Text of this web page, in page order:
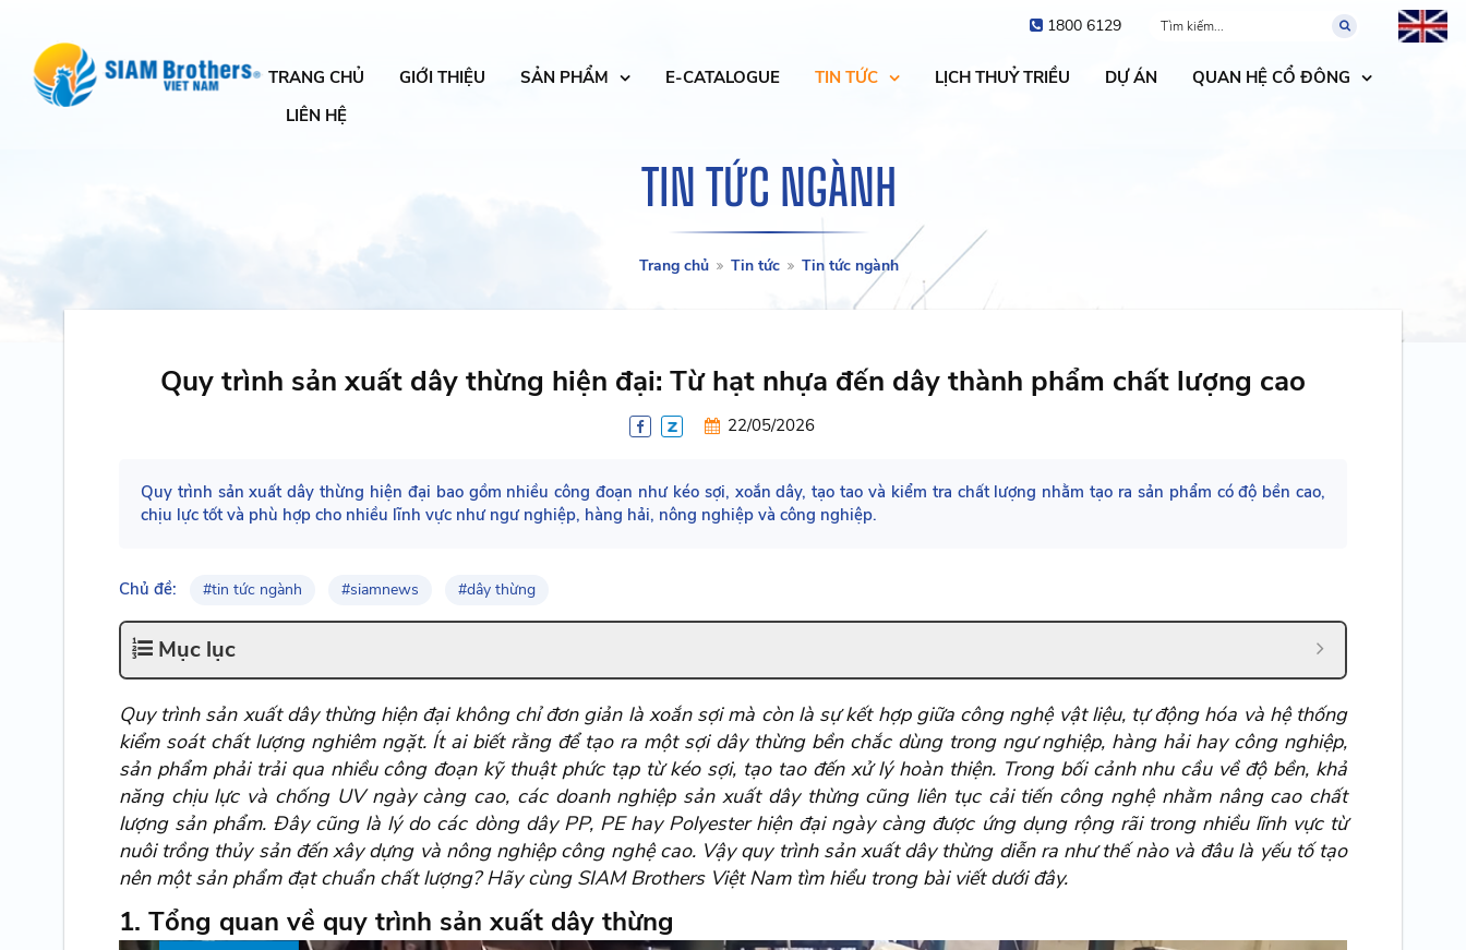
1800 6129
TRANG CHỦ GIỚI THIỆU SẢN PHẨM E-CATALOGUE TIN TỨC LỊCH THUỶ TRIỀU DỰ ÁN
QUAN HỆ CỔ ĐÔNG
LIÊN HỆ
TIN TỨC NGÀNH
Trang chủ Tin tức Tin tức ngành
Quy trình sản xuất dây thừng hiện đại: Từ hạt nhựa đến dây thành phẩm chất lượng cao
22/05/2026
Quy trình sản xuất dây thừng hiện đại bao gồm nhiều công đoạn như kéo sợi, xoắn dây, tạo tao và kiểm tra chất lượng nhằm tạo ra sản phẩm có độ bền cao,
chịu lực tốt và phù hợp cho nhiều lĩnh vực như ngư nghiệp, hàng hải, nông nghiệp và công nghiệp.
Chủ đề: #tin tức ngành #siamnews #dây thừng
Mục lục
Quy trình sản xuất dây thừng hiện đại không chỉ đơn giản là xoắn sợi mà còn là sự kết hợp giữa công nghệ vật liệu, tự động hóa và hệ thống
kiểm soát chất lượng nghiêm ngặt. Ít ai biết rằng để tạo ra một sợi dây thừng bền chắc dùng trong ngư nghiệp, hàng hải hay công nghiệp,
sản phẩm phải trải qua nhiều công đoạn kỹ thuật phức tạp từ kéo sợi, tạo tao đến xử lý hoàn thiện. Trong bối cảnh nhu cầu về độ bền, khả
năng chịu lực và chống UV ngày càng cao, các doanh nghiệp sản xuất dây thừng cũng liên tục cải tiến công nghệ nhằm nâng cao chất
lượng sản phẩm. Đây cũng là lý do các dòng dây PP, PE hay Polyester hiện đại ngày càng được ứng dụng rộng rãi trong nhiều lĩnh vực từ
nuôi trồng thủy sản đến xây dựng và nông nghiệp công nghệ cao. Vậy quy trình sản xuất dây thừng diễn ra như thế nào và đâu là yếu tố tạo
nên một sản phẩm đạt chuẩn chất lượng? Hãy cùng SIAM Brothers Việt Nam tìm hiểu trong bài viết dưới đây.
1. Tổng quan về quy trình sản xuất dây thừng